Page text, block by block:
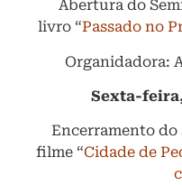
Abertura do
livro “Passado no
Organidadora:
Sexta-
Encerramento do
filme “Cidade de